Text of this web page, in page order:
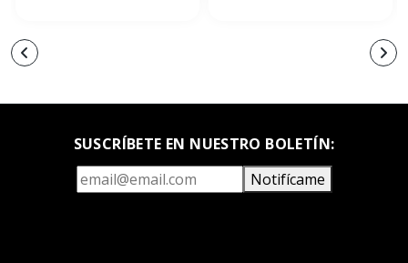
SUSCRÍBETE EN NUESTRO BOLETÍN:
Notifícame